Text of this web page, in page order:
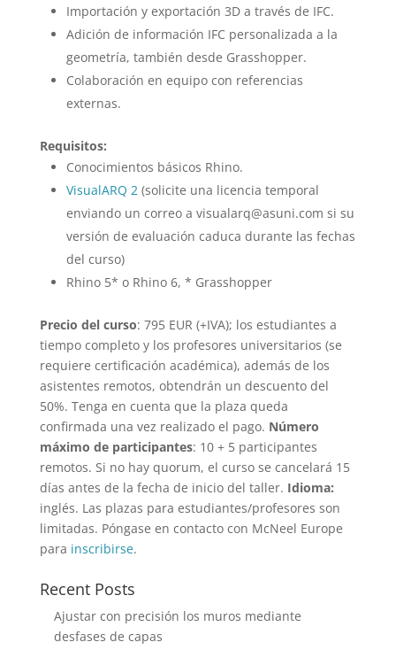
Importación y exportación 3D a través de IFC.
Adición de información IFC personalizada a la
geometría, también desde Grasshopper.
Colaboración en equipo con referencias
externas.
Requisitos:
Conocimientos básicos Rhino.
VisualARQ 2(solicite una licencia temporal
enviando un correo a visualarq@asuni.com si su
versión de evaluación caduca durante las fechas
del curso)
Rhino 5* o Rhino 6, * Grasshopper
Precio del curso: 795 EUR (+IVA); los estudiantes a
tiempo completo y los profesores universitarios (se
requiere certificación académica), además de los
asistentes remotos, obtendrán un descuento del
50%. Tenga en cuenta que la plaza queda
confirmada una vez realizado el pago. Número
máximo de participantes: 10 + 5 participantes
remotos. Si no hay quorum, el curso se cancelará 15
días antes de la fecha de inicio del taller. Idioma:
inglés. Las plazas para estudiantes/profesores son
limitadas. Póngase en contacto con McNeel Europe
para inscribirse.
Recent Posts
Ajustar con precisión los muros mediante
desfases de capas